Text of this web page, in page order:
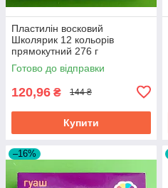
Пластилін восковий
Школярик 12 кольорів
прямокутний 276 г
Готово до відправки
120,96 ₴ 144 ₴
Купити
–16%